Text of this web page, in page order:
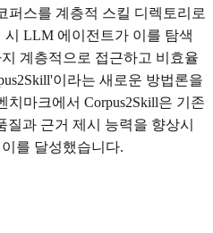
퍼스를 계층적 스킬 디렉토리로
LLM 에이전트가 이를 탐색
계층적으로 접근하고 비효율
이라는 새로운 방법론을
마크에서 Corpus2Skill은 기존
과 근거 제시 능력을 향상시
를 달성했습니다.